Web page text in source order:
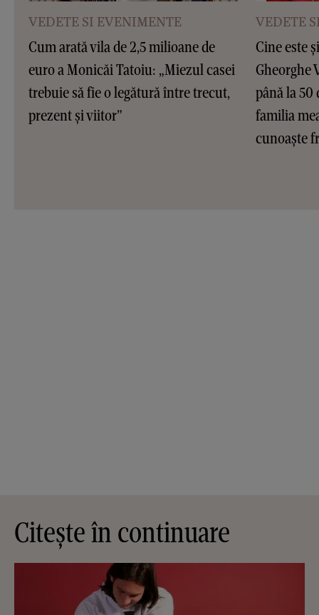
VEDETE SI EVENIMENTE
Cum arată vila de 2,5 milioane de
euro a Monicăi Tatoiu: „Miezul casei
trebuie să fie o legătură între trecut,
prezent și viitor”
VEDETE
Cine este
Gheorghe
până la 50
familia
cunoaște
Citește în continuare